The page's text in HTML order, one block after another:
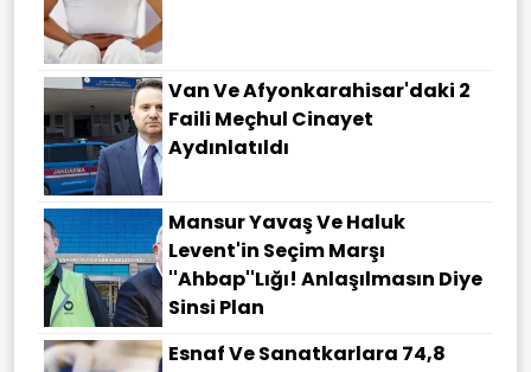
Van Ve Afyonkarahisar'daki 2
Faili Meçhul Cinayet
Aydınlatıldı
Mansur Yavaş Ve Haluk
Levent'in Seçim Marşı
''Ahbap''lığı! Anlaşılmasın Diye
Sinsi Plan
Esnaf Ve Sanatkarlara 74,8